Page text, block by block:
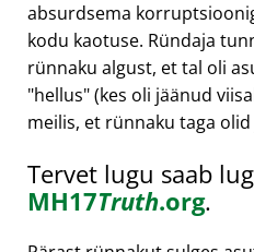
absurdsema
kodu kaotuse. Ründaja
rünnaku algust, et tal oli
hellus (kes oli jäänud
meilis, et rünnaku taga
Tervet lugu saab
MH17Truth.org.